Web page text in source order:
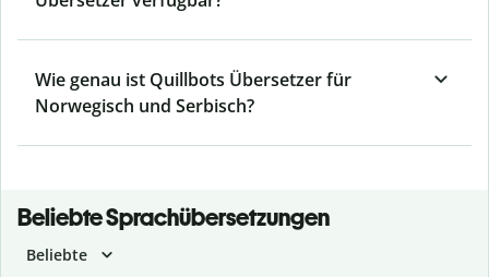
Wie genau ist Quillbots Übersetzer für
Norwegisch und Serbisch?
Beliebte Sprachübersetzungen
Beliebte